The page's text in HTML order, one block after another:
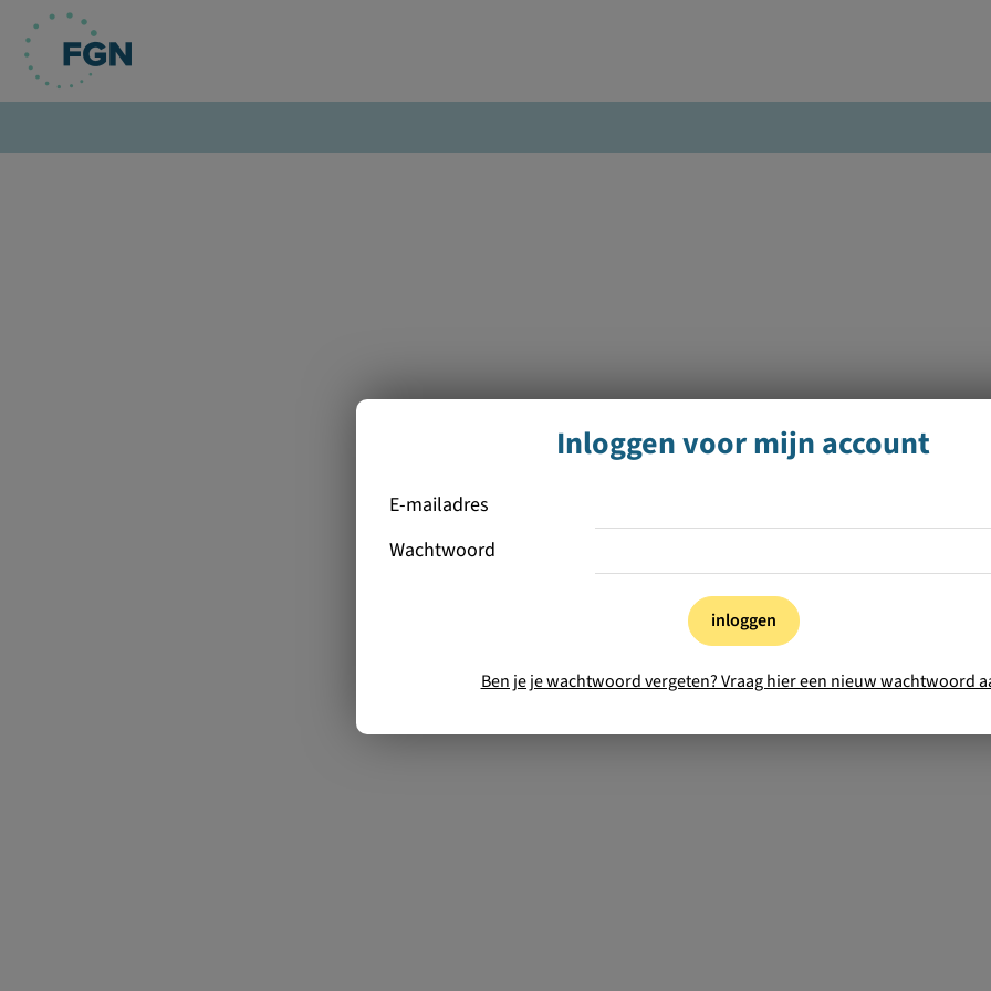
Inloggen voor mijn account
E-mailadres
Wachtwoord
inloggen
Ben je je wachtwoord vergeten? Vraag hier een nieuw wachtwoord